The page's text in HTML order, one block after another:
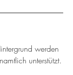
werden
unterstützt.